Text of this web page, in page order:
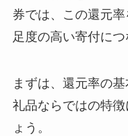
券では、この還元
足度の高い寄付につ
まずは、還元率の
礼品ならではの特
ょう。